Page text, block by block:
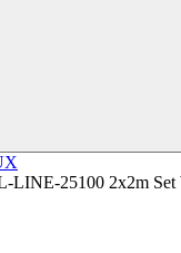
LINE-25100 2x2m